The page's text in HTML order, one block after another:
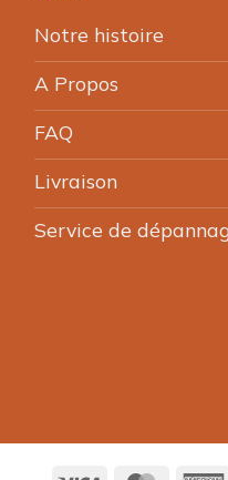
Notre histoire
A Propos
FAQ
Livraison
Service de